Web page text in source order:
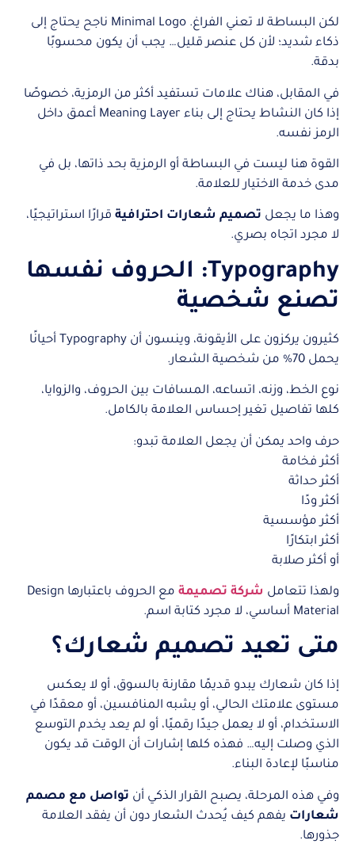
لكن البساطة لا تعني الفراغ. Minimal Logo ناجح يحتاج إلى
ذكاء شديد؛ لأن كل عنصر قليل… يجب أن يكون محسوبًا
بدقة.
في المقابل، هناك علامات تستفيد أكثر من الرمزية، خصوصًا
إذا كان النشاط يحتاج إلى بناء Meaning Layer أعمق داخل
الرمز نفسه.
القوة هنا ليست في البساطة أو الرمزية بحد ذاتها، بل في
مدى خدمة الاختيار للعلامة.
وهذا ما يجعل تصميم شعارات احترافية قرارًا استراتيجيًا،
لا مجرد اتجاه بصري.
Typography: الحروف نفسها
تصنع شخصية
كثيرون يركزون على الأيقونة، وينسون أن Typography أحيانًا
يحمل 70% من شخصية الشعار.
نوع الخط، وزنه، اتساعه، المسافات بين الحروف، والزوايا،
كلها تفاصيل تغير إحساس العلامة بالكامل.
حرف واحد يمكن أن يجعل العلامة تبدو:
أكثر فخامة
أكثر حداثة
أكثر ودًا
أكثر مؤسسية
أكثر ابتكارًا
أو أكثر صلابة
ولهذا تتعامل شركة تصميمة
مع الحروف باعتبارها Design
Material أساسي، لا مجرد كتابة اسم.
متى تعيد تصميم شعارك؟
إذا كان شعارك يبدو قديمًا مقارنة بالسوق، أو لا يعكس
مستوى علامتك الحالي، أو يشبه المنافسين، أو معقدًا في
الاستخدام، أو لا يعمل جيدًا رقميًا، أو لم يعد يخدم التوسع
الذي وصلت إليه… فهذه كلها إشارات أن الوقت قد يكون
مناسبًا لإعادة البناء.
وفي هذه المرحلة، يصبح القرار الذكي أن تواصل مع مصمم
شعارات يفهم كيف يُحدث الشعار دون أن يفقد العلامة
جذورها.